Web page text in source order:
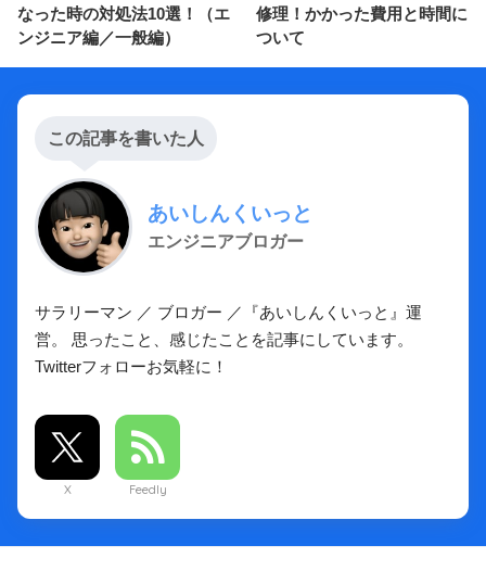
なった時の対処法10選！（エ
ンジニア編／一般編）
修理！かかった費用と時間に
ついて
この記事を書いた人
あいしんくいっと
エンジニアブロガー
サラリーマン ／ ブロガー ／『あいしんくいっと』運
営。 思ったこと、感じたことを記事にしています。
Twitterフォローお気軽に！
X Feedly